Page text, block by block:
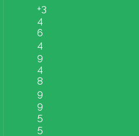
+3
4
6
4
9
4
8
9
9
5
5